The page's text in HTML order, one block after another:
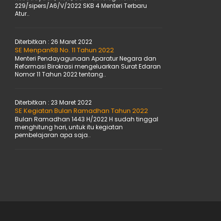
229/sipers/A6/V/2022 SKB 4 Menteri Terbaru
Atur..
Diterbitkan : 26 Maret 2022
SE MenpanRB No. 11 Tahun 2022
Menteri Pendayagunaan Aparatur Negara dan
Reformasi Birokrasi mengeluarkan Surat Edaran
Nomor 11 Tahun 2022 tentang..
Diterbitkan : 23 Maret 2022
SE Kegiatan Bulan Ramadhan Tahun 2022
Bulan Ramadhan 1443 H/2022 H sudah tinggal
menghitung hari, untuk itu kegiatan
pembelajaran apa saja..